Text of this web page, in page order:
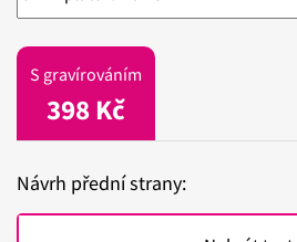
S gravírováním
398 Kč
Návrh přední strany: